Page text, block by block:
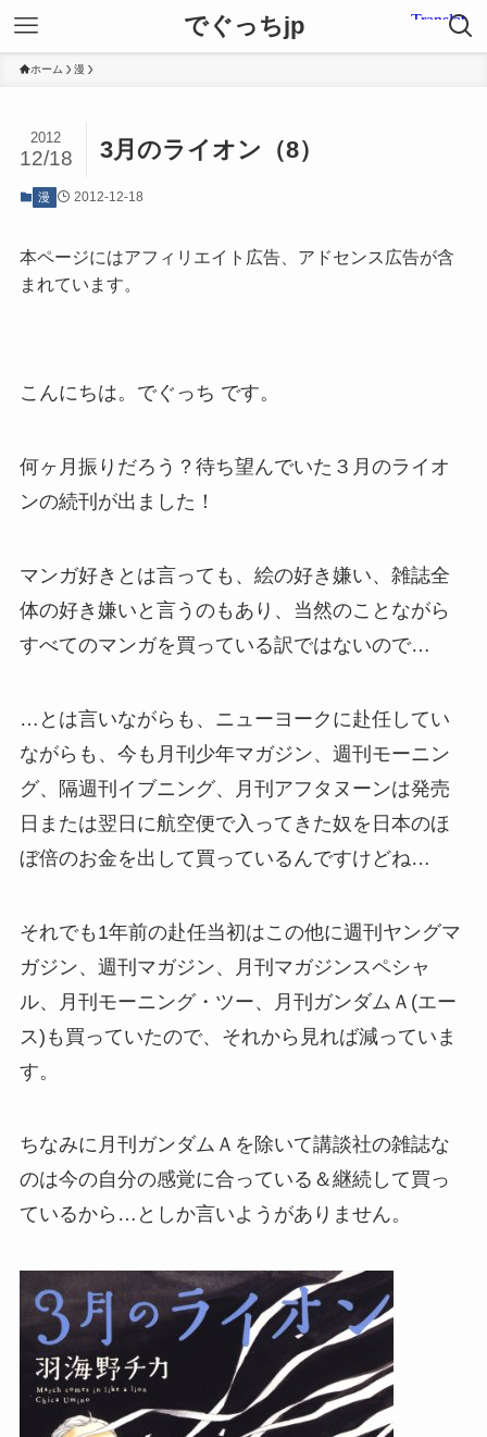
でぐっちjp
ホーム 漫
3月のライオン（8）
2012
12/18
漫 2012-12-18
本ページにはアフィリエイト広告、アドセンス広告が含
まれています。
こんにちは。でぐっち です。
何ヶ月振りだろう？待ち望んでいた３月のライオ
ンの続刊が出ました！
マンガ好きとは言っても、絵の好き嫌い、雑誌全
体の好き嫌いと言うのもあり、当然のことながら
すべてのマンガを買っている訳ではないので…
…とは言いながらも、ニューヨークに赴任してい
ながらも、今も月刊少年マガジン、週刊モーニン
グ、隔週刊イブニング、月刊アフタヌーンは発売
日または翌日に航空便で入ってきた奴を日本のほ
ぼ倍のお金を出して買っているんですけどね…
それでも1年前の赴任当初はこの他に週刊ヤングマ
ガジン、週刊マガジン、月刊マガジンスペシャ
ル、月刊モーニング・ツー、月刊ガンダムＡ(エー
ス)も買っていたので、それから見れば減っていま
す。
ちなみに月刊ガンダムＡを除いて講談社の雑誌な
のは今の自分の感覚に合っている＆継続して買っ
ているから…としか言いようがありません。